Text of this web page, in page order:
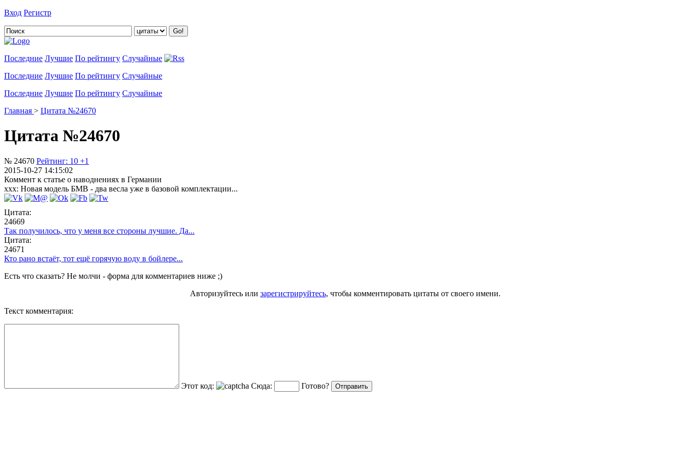
Вход Регистр
Последние Лучшие По рейтингу Случайные
Последние Лучшие По рейтингу Случайные
Последние Лучшие По рейтингу Случайные
Главная > Цитата №24670
Цитата №24670
№ 24670 Рейтинг: 10 +1
2015-10-27 14:15:02
Коммент к статье о наводнениях в Германии
xxx: Новая модель БМВ - два весла уже в базовой комплектации...
Цитата:
24669
Так получилось, что у меня все стороны лучшие. Да...
Цитата:
24671
Кто рано встаёт, тот ещё горячую воду в бойлере...
Есть что сказать? Не молчи - форма для комментариев ниже ;)
Авторизуйтесь или зарегистрируйтесь, чтобы комментировать цитаты от своего имени.
Текст комментария:
Этот код: Сюда: Готово?